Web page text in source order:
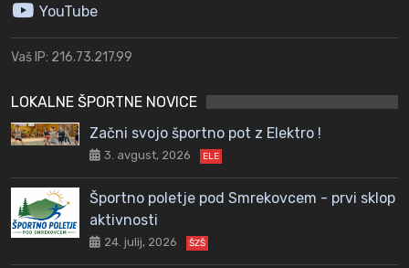
YouTube
Vaš IP: 216.73.217.99
LOKALNE ŠPORTNE NOVICE
Začni svojo športno pot z Elektro !
3. avgust, 2026 ELE
Športno poletje pod Smrekovcem - prvi sklop
aktivnosti
24. julij, 2026 ŠZŠ